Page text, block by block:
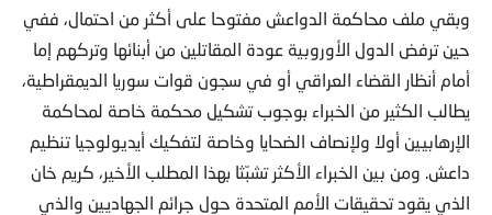
وبقي ملف محاكمة الدواعش مفتوحا على أكثر من احتمال، ففي
حين ترفض الدول الأوروبية عودة المقاتلين من أبنائها وتركهم إما
أمام أنظار القضاء العراقي أو في سجون قوات سوريا الديمقراطية،
يطالب الكثير من الخبراء بوجوب تشكيل محكمة خاصة لمحاكمة
الإرهابيين أولا ولإنصاف الضحايا وخاصة لتفكيك أيديولوجيا تنظيم
داعش. ومن بين الخبراء الأكثر تشبّثا بهذا المطلب الأخير، كريم خان
الذي يقود تحقيقات الأمم المتحدة حول جرائم الجهاديين والذي